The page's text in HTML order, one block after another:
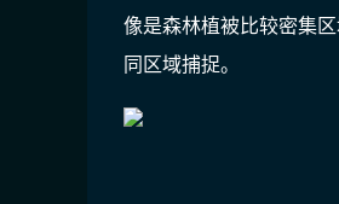
像是森林植被比较密集
同区域捕捉。